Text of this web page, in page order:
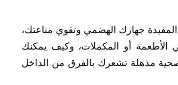
جهازك الهضمي وتقوي مناعتك،
الأطعمة أو المكملات، وكيف يمكنك
مذهلة تشعرك بالفرق من الداخل